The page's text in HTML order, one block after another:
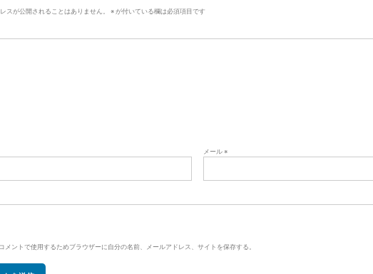
スが公開されることはありません。 ※ が付いている欄は必須項目です
メール※
メントで使用するためブラウザーに自分の名前、メールアドレス、サイトを保存する。